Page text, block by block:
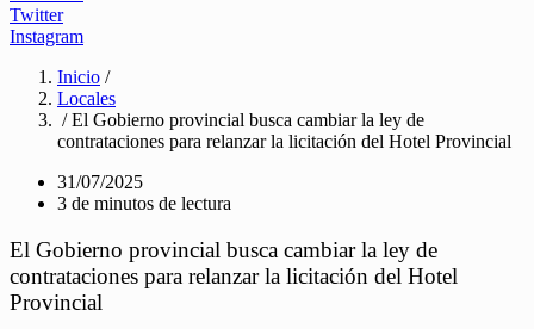
Twitter
Instagram
Inicio /
Locales
/ El Gobierno provincial busca cambiar la ley de
contrataciones para relanzar la licitación del Hotel Provincial
31/07/2025
3 de minutos de lectura
El Gobierno provincial busca cambiar la ley de
contrataciones para relanzar la licitación del Hotel
Provincial